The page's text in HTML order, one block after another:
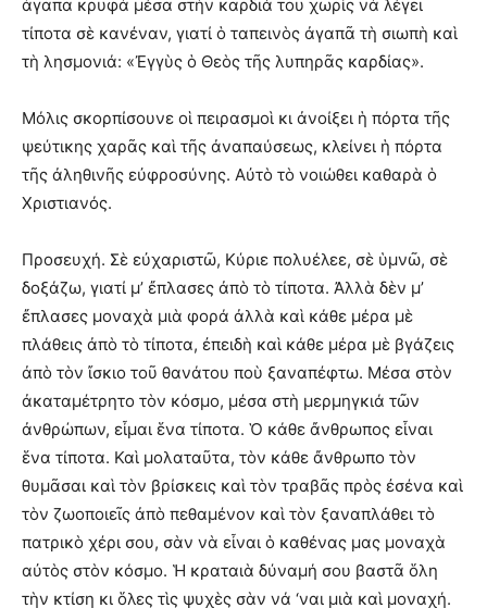
ἀγαπᾶ κρυφὰ μέσα στὴν καρδιά του χωρὶς νὰ λέγει
τίποτα σὲ κανέναν, γιατί ὁ ταπεινὸς ἀγαπᾶ τὴ σιωπὴ καὶ
τὴ λησμονιά: «Ἐγγὺς ὁ Θεὸς τῆς λυπηρᾶς καρδίας».
Μόλις σκορπίσουνε οἱ πειρασμοὶ κι ἀνοίξει ἡ πόρτα τῆς
ψεύτικης χαρᾶς καὶ τῆς ἀναπαύσεως, κλείνει ἡ πόρτα
τῆς ἀληθινῆς εὐφροσύνης. Αὐτὸ τὸ νοιώθει καθαρὰ ὁ
Χριστιανός.
Προσευχή. Σὲ εὐχαριστῶ, Κύριε πολυέλεε, σὲ ὑμνῶ, σὲ
δοξάζω, γιατί μ’ ἔπλασες ἀπὸ τὸ τίποτα. Ἀλλὰ δὲν μ’
ἔπλασες μοναχὰ μιὰ φορά ἀλλὰ καὶ κάθε μέρα μὲ
πλάθεις ἀπὸ τὸ τίποτα, ἐπειδὴ καὶ κάθε μέρα μὲ βγάζεις
ἀπὸ τὸν ἴσκιο τοῦ θανάτου ποὺ ξαναπέφτω. Μέσα στὸν
ἀκαταμέτρητο τὸν κόσμο, μέσα στὴ μερμηγκιά τῶν
ἀνθρώπων, εἶμαι ἕνα τίποτα. Ὁ κάθε ἄνθρωπος εἶναι
ἕνα τίποτα. Καὶ μολαταῦτα, τὸν κάθε ἄνθρωπο τὸν
θυμᾶσαι καὶ τὸν βρίσκεις καὶ τὸν τραβᾶς πρὸς ἐσένα καὶ
τὸν ζωοποιεῖς ἀπὸ πεθαμένον καὶ τὸν ξαναπλάθει τὸ
πατρικὸ χέρι σου, σὰν νὰ εἶναι ὁ καθένας μας μοναχὰ
αὐτὸς στὸν κόσμο. Ἡ κραταιὰ δύναμή σου βαστᾶ ὅλη
τὴν κτίση κι ὅλες τὶς ψυχὲς σὰν νά ‘ναι μιὰ καὶ μοναχή.